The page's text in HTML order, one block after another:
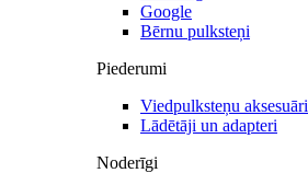
Google
Bērnu pulksteņi
Piederumi
Viedpulksteņu aksesuāri
Lādētāji un adapteri
Noderīgi